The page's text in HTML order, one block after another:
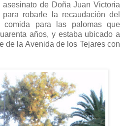
asesinato de Doña Juan Victoria
robarle la recaudación del
para las palomas que
años, y estaba ubicado a
de la Avenida de los Tejares con